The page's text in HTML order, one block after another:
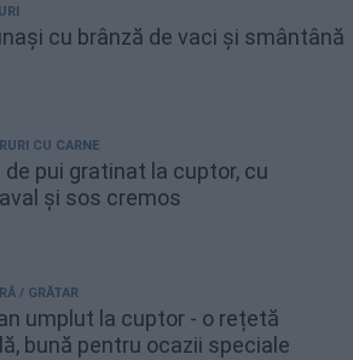
cu brânză de vaci și smântână
CU CARNE
de pui gratinat la cuptor, cu
și sos cremos
/ GRĂTAR
umplut la cuptor - o rețetă
bună pentru ocazii speciale